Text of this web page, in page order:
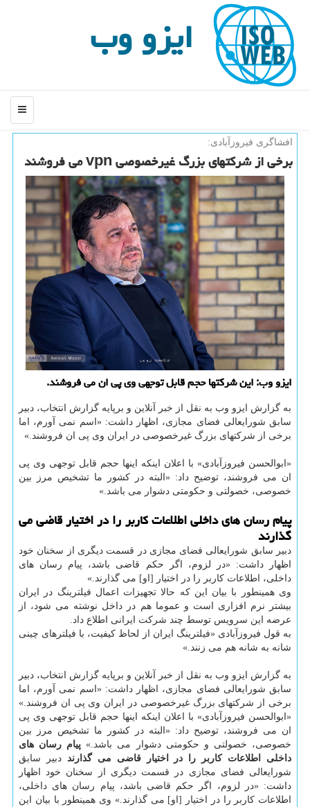
ایزو وب
منو
افشاگری فیروزآبادی:
برخی از شرکتهای بزرگ غیرخصوصی vpn می فروشند
ایزو وب: این شرکتها حجم قابل توجهی وی پی ان می فروشند.
به گزارش ایزو وب به نقل از خبر آنلاین و برپایه گزارش انتخاب، دبیر
سابق شورایعالی فضای مجازی، اظهار داشت: «اسم نمی آورم، اما
برخی از شرکتهای بزرگ غیرخصوصی در ایران وی پی ان فروشند.»
«ابوالحسن فیروزآبادی» با اعلان اینکه اینها حجم قابل توجهی وی پی
ان می فروشند، توضیح داد: «البته در کشور ما تشخیص مرز بین
خصوصی، خصولتی و حکومتی دشوار می باشد.»
پیام رسان های داخلی اطلاعات کاربر را در اختیار قاضی می
گذارند
دبیر سابق شورایعالی فضای مجازی در قسمت دیگری از سخنان خود
اظهار داشت: «در لزوم، اگر حکم قاضی باشد، پیام رسان های
داخلی، اطلاعات کاربر را در اختیار [او] می گذارند.»
وی همینطور با بیان این که حالا تجهیزات اعمال فیلترینگ در ایران
بیشتر نرم افزاری است و عموما هم در داخل نوشته می شود، از
عرضه این سرویس توسط چند شرکت ایرانی اطلاع داد.
به قول فیروزآبادی «فیلترینگ ایران از لحاظ کیفیت، با فیلترهای چینی
شانه به شانه هم می زنند.»
به گزارش ایزو وب به نقل از خبر آنلاین و برپایه گزارش انتخاب، دبیر
سابق شورایعالی فضای مجازی، اظهار داشت: «اسم نمی آورم، اما
برخی از شرکتهای بزرگ غیرخصوصی در ایران وی پی ان فروشند.»
«ابوالحسن فیروزآبادی» با اعلان اینکه اینها حجم قابل توجهی وی پی
ان می فروشند، توضیح داد: «البته در کشور ما تشخیص مرز بین
خصوصی، خصولتی و حکومتی دشوار می باشد.» پیام رسان های
داخلی اطلاعات کاربر را در اختیار قاضی می گذارند دبیر سابق
شورایعالی فضای مجازی در قسمت دیگری از سخنان خود اظهار
داشت: «در لزوم، اگر حکم قاضی باشد، پیام رسان های داخلی،
اطلاعات کاربر را در اختیار [او] می گذارند.» وی همینطور با بیان این